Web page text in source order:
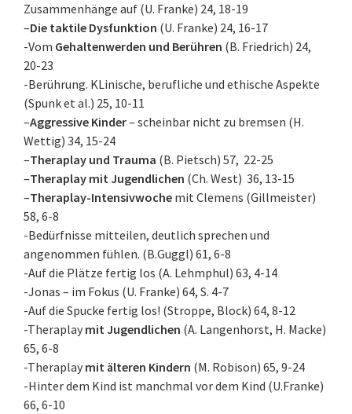
Zusammenhänge auf (U. Franke) 24, 18-19
–Die taktile Dysfunktion (U. Franke) 24, 16-17
-Vom Gehaltenwerden und Berühren (B. Friedrich) 24,
20-23
-Berührung. KLinische, berufliche und ethische Aspekte
(Spunk et al.) 25, 10-11
–Aggressive Kinder– scheinbar nicht zu bremsen (H.
Wettig) 34, 15-24
–Theraplay und Trauma (B. Pietsch) 57, 22-25
–Theraplay mit Jugendlichen (Ch. West) 36, 13-15
–Theraplay-Intensivwoche mit Clemens (Gillmeister)
58, 6-8
-Bedürfnisse mitteilen, deutlich sprechen und
angenommen fühlen. (B.Guggl) 61, 6-8
-Auf die Plätze fertig los (A. Lehmphul) 63, 4-14
-Jonas – im Fokus (U. Franke) 64, S. 4-7
-Auf die Spucke fertig los! (Stroppe, Block) 64, 8-12
-Theraplay mit Jugendlichen (A. Langenhorst, H. Macke)
65, 6-8
-Theraplay mit älteren Kindern (M. Robison) 65, 9-24
-Hinter dem Kind ist manchmal vor dem Kind (U.Franke)
66, 6-10